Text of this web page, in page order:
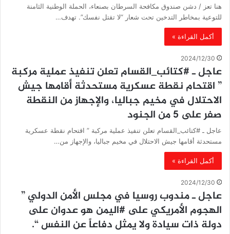
هنا تعز / دشن صندوق مكافحة السرطان بصنعاء، الحملة الوطنية الثامنة
للتوعية بمخاطر التدخين تحت شعار “لا تقتل نفسك”. تهدف…
أكمل القراءة »
2024/12/30
عاجل ـ #كتائب_القسام تعلن تنفيذ عملية مركبة
” اقتحام نقطة عسكرية مستحدثة أقامها جيش
الاحتلال في مخيم جباليا، والإجهاز من النقطة
صفر على 5 من الجنود
عاجل ـ #كتائب_القسام تعلن تنفيذ عملية مركبة ” اقتحام نقطة عسكرية
مستحدثة أقامها جيش الاحتلال في مخيم جباليا، والإجهاز من…
أكمل القراءة »
2024/12/30
عاجل ـ مندوب روسيا في مجلس الأمن الدولي ”
الهجوم الأمريكي على #اليمن هو عدوان على
دولة ذات سيادة ولا يمثل دفاعاً عن النفس “.